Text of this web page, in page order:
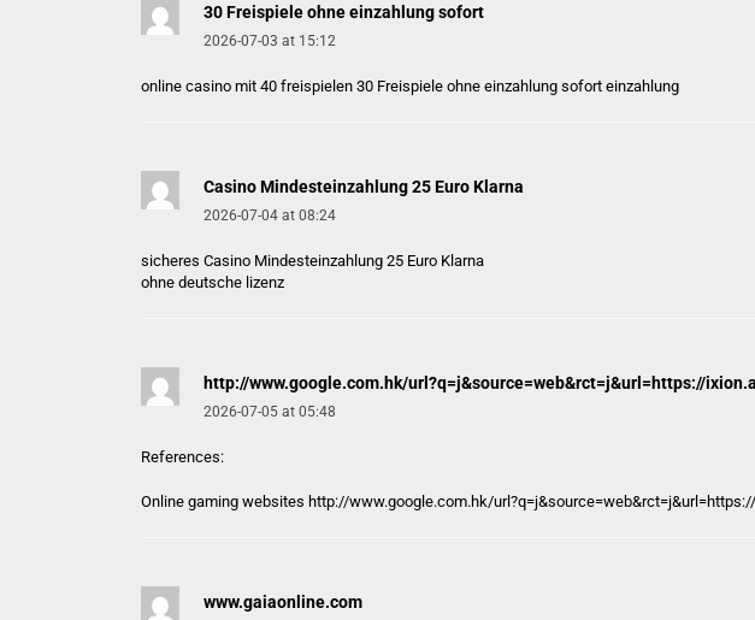
30 Freispiele ohne einzahlung sofort
2026-07-03 at 15:12
online casino mit 40 freispielen 30 Freispiele ohne einzahlung sofort einzahlung
Casino Mindesteinzahlung 25 Euro Klarna
2026-07-04 at 08:24
sicheres Casino Mindesteinzahlung 25 Euro Klarna
ohne deutsche lizenz
http://www.google.com.hk/url?q=j&source=web&rct=j&url=https://
2026-07-05 at 05:48
References:
Online gaming websites http://www.google.com.hk/
www.gaiaonline.com